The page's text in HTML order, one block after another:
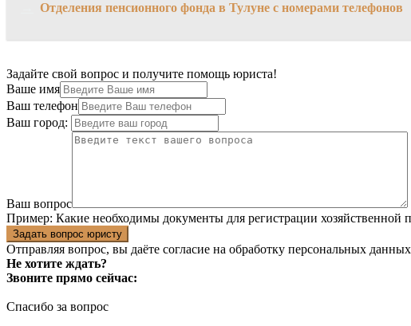
Отделения пенсионного фонда в Тулуне с номерами телефонов
Задайте свой вопрос и получите помощь юриста!
Ваше имя
Ваш телефон
Ваш город:
Ваш вопрос
Пример: Какие необходимы документы для регистрации хозяйственной
Задать вопрос юристу
Отправляя вопрос, вы даёте согласие на обработку персональных данных
Не хотите ждать?
Звоните прямо сейчас:
Спасибо за вопрос